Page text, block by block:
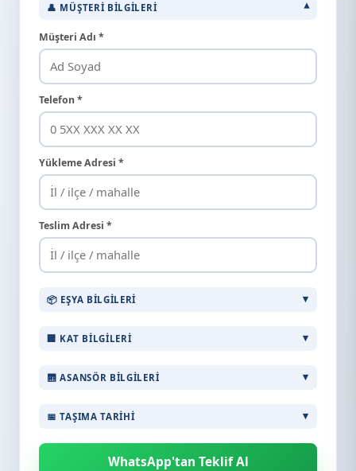
👤 MÜŞTERI BILGILERI
Müşteri Adı *
Telefon *
Yükleme Adresi *
Teslim Adresi *
📦 EŞYA BILGILERI
🏢 KAT BILGILERI
🛗 ASANSÖR BILGILERI
📅 TAŞIMA TARIHI
WhatsApp'tan Teklif Al